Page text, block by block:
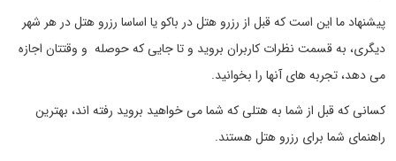
پیشنهاد ما این است که قبل از رزرو هتل در باکو یا اساسا رزرو هتل در هر شهر
دیگری، به قسمت نظرات کاربران بروید و تا جایی که حوصله و وقتتان اجازه
می دهد، تجربه های آنها را بخوانید.
کسانی که قبل از شما به هتلی که شما می خواهید بروید رفته اند، بهترین
راهنمای شما برای رزرو هتل هستند.